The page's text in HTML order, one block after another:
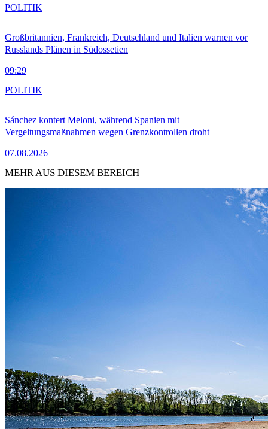
Großbritannien, Frankreich, Deutschland und Italien warnen vor
Russlands Plänen in Südossetien
09:29
POLITIK
Sánchez kontert Meloni, während Spanien mit
Vergeltungsmaßnahmen wegen Grenzkontrollen droht
07.08.2026
POLITIK
MEHR AUS DIESEM BEREICH